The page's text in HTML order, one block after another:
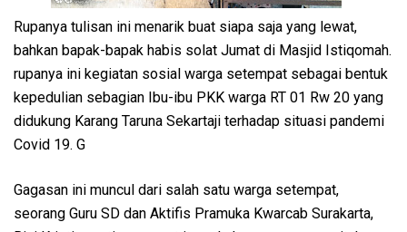
Rupanya tulisan ini menarik buat siapa saja yang lewat,
bahkan bapak-bapak habis solat Jumat di Masjid Istiqomah.
rupanya ini kegiatan sosial warga setempat sebagai bentuk
kepedulian sebagian Ibu-ibu PKK warga RT 01 Rw 20 yang
didukung Karang Taruna Sekartaji terhadap situasi pandemi
Covid 19. G
Gagasan ini muncul dari salah satu warga setempat,
seorang Guru SD dan Aktifis Pramuka Kwarcab Surakarta,